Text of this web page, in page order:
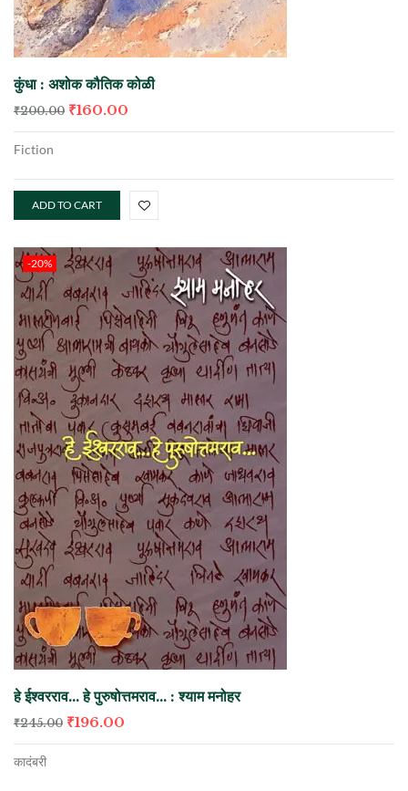
कुंधा : अशोक कौतिक कोळी
₹200.00 ₹160.00
Fiction
ADD TO CART
-20%
हे ईश्वरराव… हे पुरुषोत्तमराव… : श्याम मनोहर
₹245.00 ₹196.00
कादंबरी